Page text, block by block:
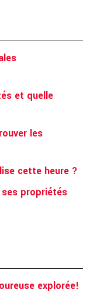
et quelle
les
cette heure ?
propriétés
explorée!